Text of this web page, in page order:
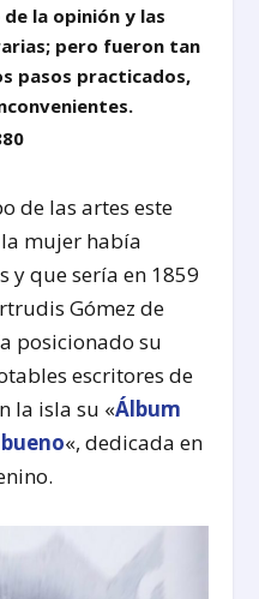
la opinión y las
pero fueron tan
pasos practicados,
de las artes este
mujer había
y que sería en 1859
Gómez de
posicionado su
escritores de
la isla su «Álbum
«, dedicada en